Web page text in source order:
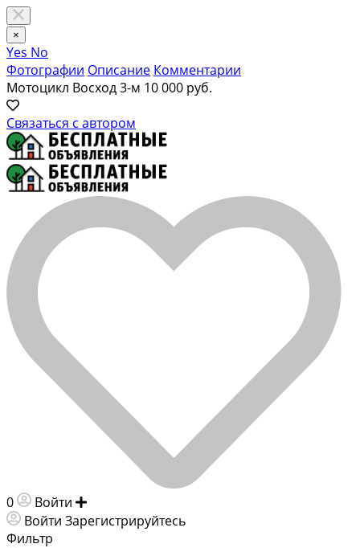
×
Yes No
Фотографии Описание Комментарии
Мотоцикл Восход 3-м 10 000 руб.
Связаться с автором
0 Войти
Войти Зарегистрируйтесь
Фильтр